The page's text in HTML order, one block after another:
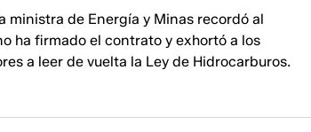
ministra de Energía y Minas recordó al
ha firmado el contrato y exhortó a los
a leer de vuelta la Ley de Hidrocarburos.